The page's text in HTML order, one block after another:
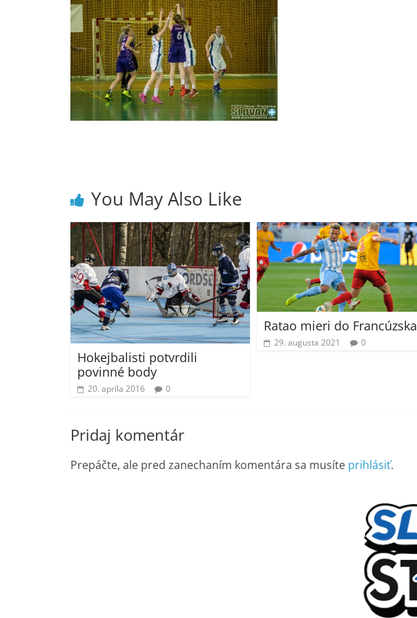
You May Also Like
Hokejbalisti potvrdili
povinné body
20. apríla 2016 0
Ratao mieri do Francúzska
29. augusta 2021 0
Pridaj komentár
Prepáčte, ale pred zanechaním komentára sa musíte prihlásiť.